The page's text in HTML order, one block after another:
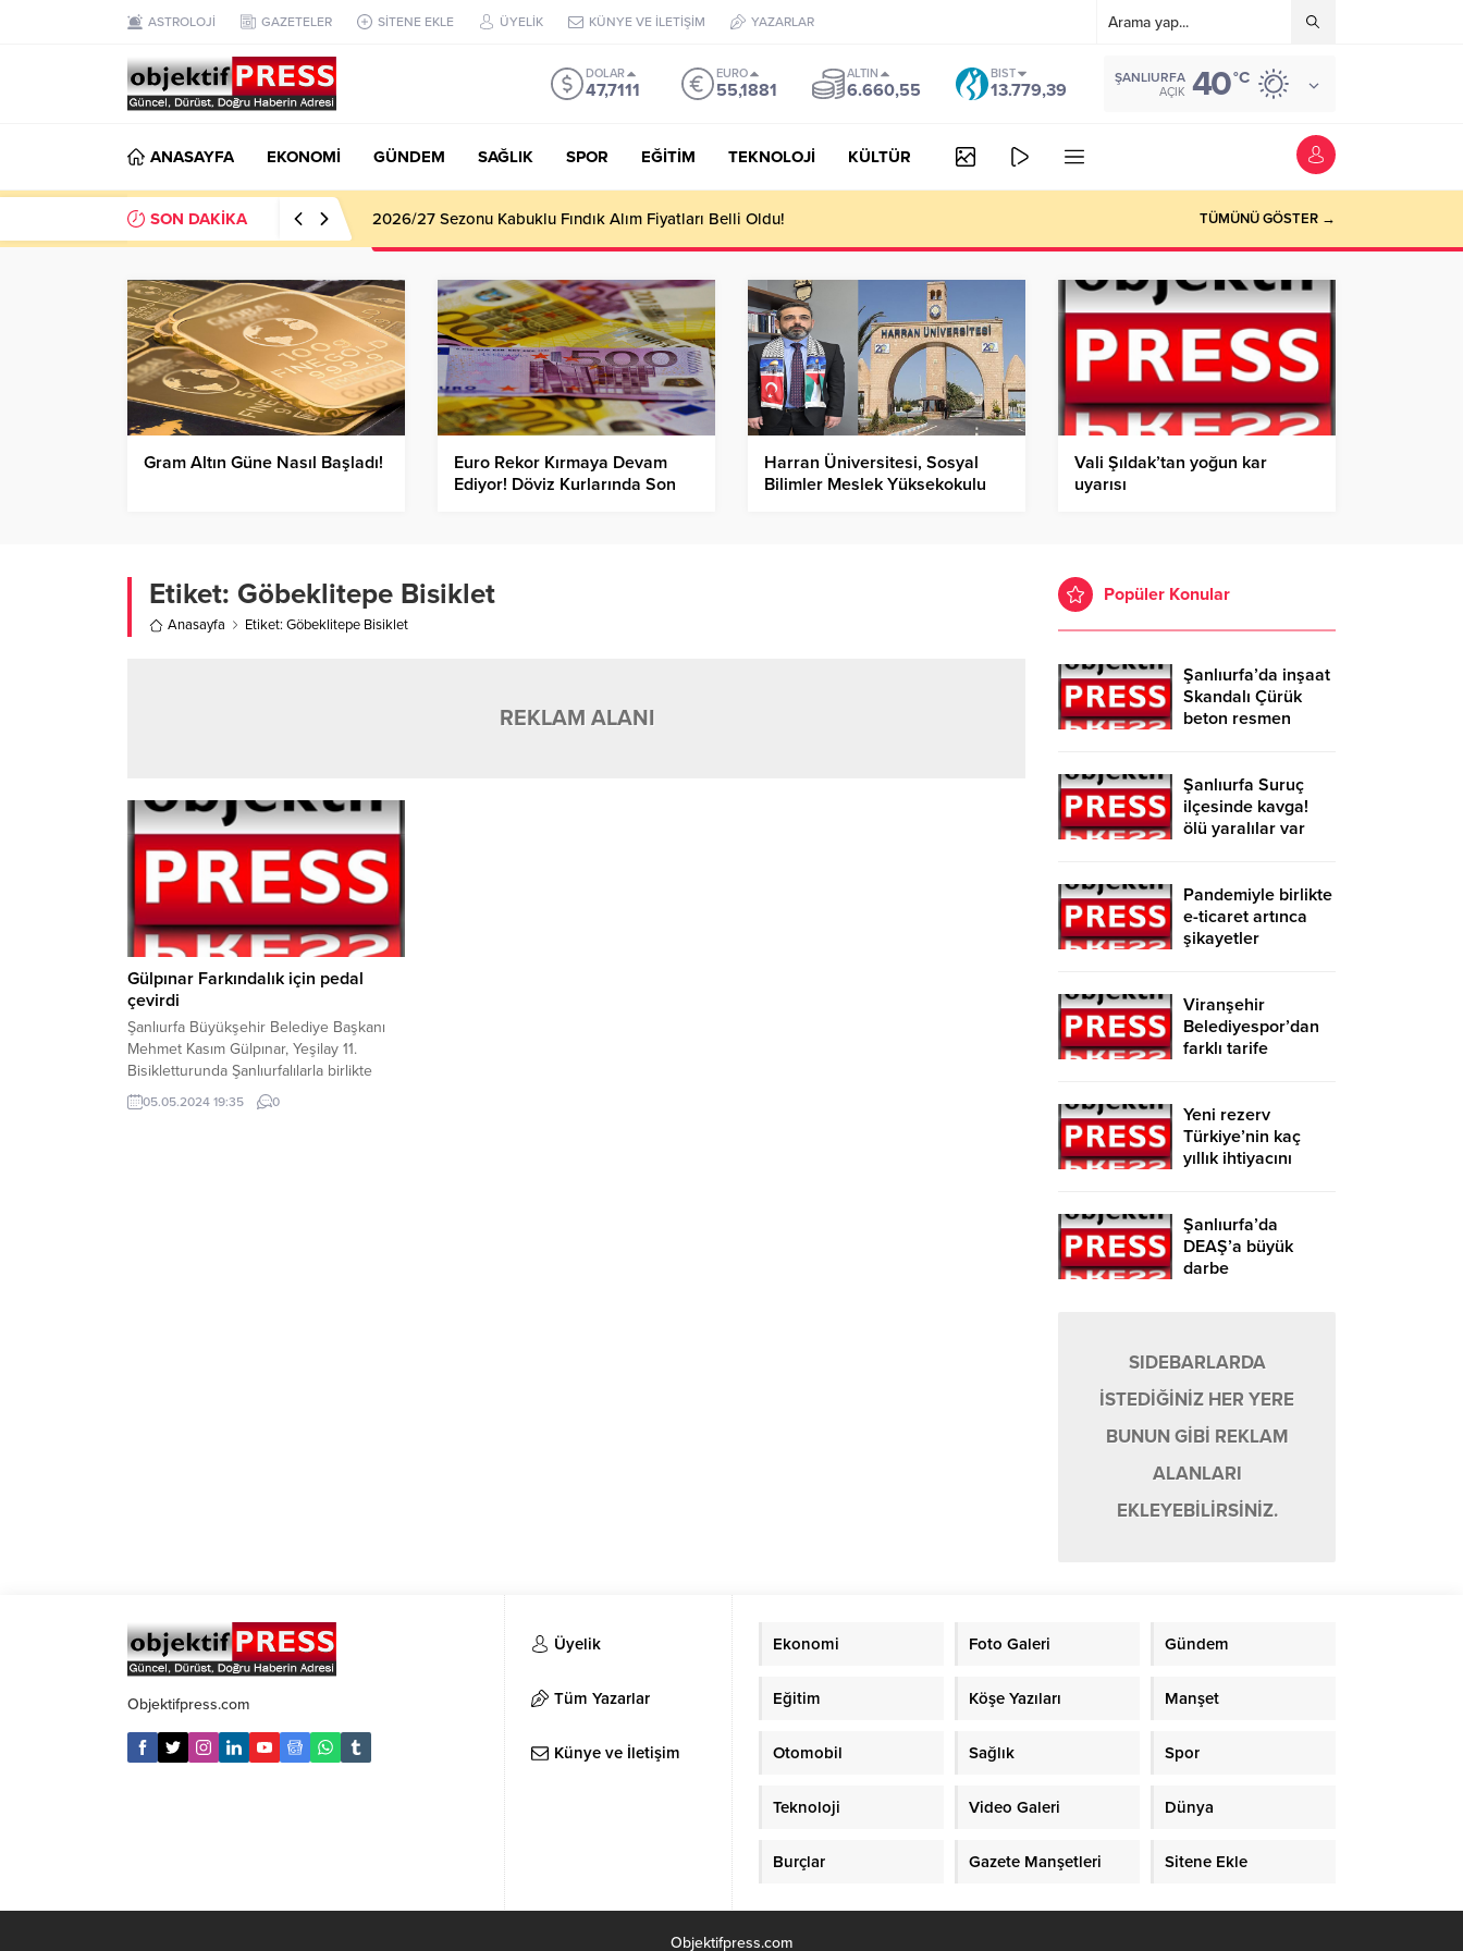
ASTROLOJİ GAZETELER SİTENE EKLE ÜYELİK KÜNYE VE İLETİŞİM YAZARLAR
DOLAR
47,7111
EURO
55,1881
ALTIN
6.660,55
BIST
13.779,39
ŞANLIURFA
AÇIK 40°C
ANASAYFA EKONOMİ GÜNDEM SAĞLIK SPOR EĞİTİM TEKNOLOJİ KÜLTÜR
SON DAKİKA 2026/27 Sezonu Kabuklu Fındık Alım Fiyatları Belli Oldu! TÜMÜNÜ GÖSTER →
Gram Altın Güne Nasıl Başladı!
Euro Rekor Kırmaya Devam
Ediyor! Döviz Kurlarında Son
Harran Üniversitesi, Sosyal
Bilimler Meslek Yüksekokulu
Vali Şıldak’tan yoğun kar
uyarısı
Etiket: Göbeklitepe Bisiklet
Anasayfa Etiket: Göbeklitepe Bisiklet
REKLAM ALANI
Gülpınar Farkındalık için pedal
çevirdi
Şanlıurfa Büyükşehir Belediye Başkanı
Mehmet Kasım Gülpınar, Yeşilay 11.
Bisikletturunda Şanlıurfalılarla birlikte
pedal çevirdi. Şanlıurfa sokaklarını bisiklet
kullanarak gezenBaşkan Gülpınar, daha
05.05.2024 19:35 0
Popüler Konular
Şanlıurfa’da inşaat
Skandalı Çürük
beton resmen
Şanlıurfa Suruç
ilçesinde kavga!
ölü yaralılar var
Pandemiyle birlikte
e-ticaret artınca
şikayetler
Viranşehir
Belediyespor’dan
farklı tarife
Yeni rezerv
Türkiye’nin kaç
yıllık ihtiyacını
Şanlıurfa’da
DEAŞ’a büyük
darbe
SIDEBARLARDA
İSTEDİĞİNİZ HER YERE
BUNUN GİBİ REKLAM
ALANLARI
EKLEYEBİLİRSİNİZ.
Objektifpress.com
Üyelik
Tüm Yazarlar
Künye ve İletişim
Ekonomi Foto Galeri Gündem
Eğitim Köşe Yazıları Manşet
Otomobil Sağlık Spor
Teknoloji Video Galeri Dünya
Burçlar Gazete Manşetleri Sitene Ekle
Objektifpress.com